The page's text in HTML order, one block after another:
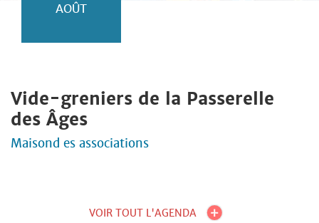
AOÛT
Vide-greniers de la Passerelle
des Âges
Maisond es associations
VOIR TOUT L'AGENDA